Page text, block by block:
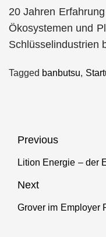
20 Jahren
Ökosystemen und
Schlüsselindustrien
Tagged banbutsu,
Previous
Previous
Lition Energie – der
Next
Next
Grover im Employer